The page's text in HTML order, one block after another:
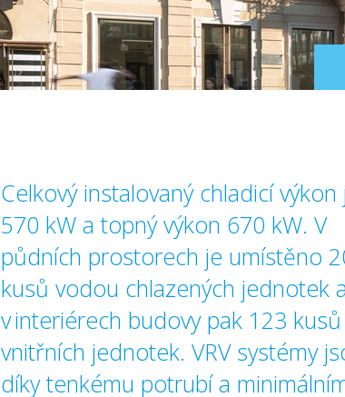
Celkový instalovaný chladicí výkon
570 kW a topný výkon 670 kW. V
půdních prostorech je umístěno
kusů vodou chlazených jednotek a
v interiérech budovy pak 123 kusů
vnitřních jednotek. VRV systémy
díky tenkému potrubí a